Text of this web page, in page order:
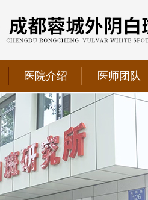
医院介绍 医师团队